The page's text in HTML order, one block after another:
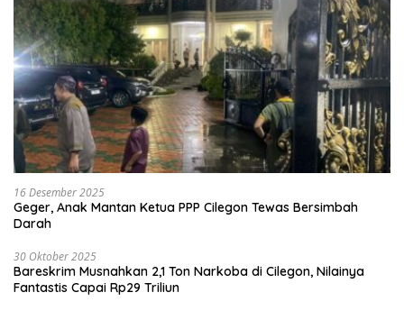
16 Desember 2025
Geger, Anak Mantan Ketua PPP Cilegon Tewas Bersimbah
Darah
30 Oktober 2025
Bareskrim Musnahkan 2,1 Ton Narkoba di Cilegon, Nilainya
Fantastis Capai Rp29 Triliun